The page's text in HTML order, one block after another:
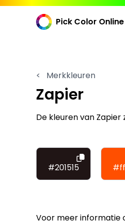
Pick Color Online
< Merkkleuren
Zapier
De kleuren van
#201515
Voor meer informatie